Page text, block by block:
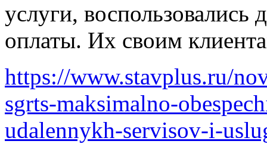
услуги,
оплаты. Их своим
https://www.stavplus.ru/
sgrts-maksimalno-
udalennykh-servisov-i-